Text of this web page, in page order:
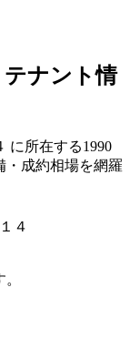
テナント情
に所在する1990
・成約相場を網羅
４